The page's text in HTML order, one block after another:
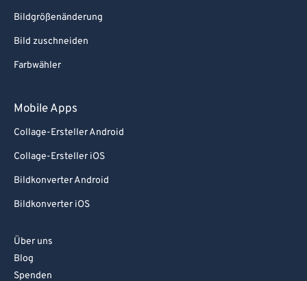
Bildgrößenänderung
Bild zuschneiden
Farbwähler
Mobile Apps
Collage-Ersteller Android
Collage-Ersteller iOS
Bildkonverter Android
Bildkonverter iOS
Über uns
Blog
Spenden